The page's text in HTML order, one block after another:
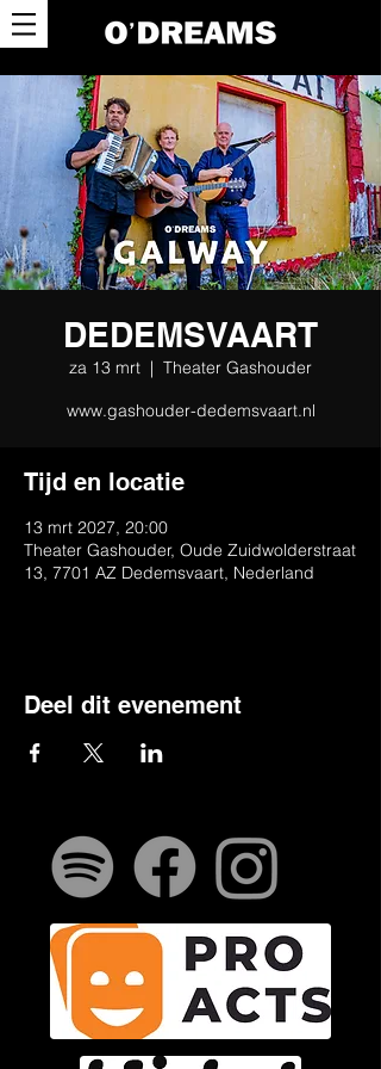
DEDEMSVAART
za 13 mrt
  |
Theater Gashouder
www.gashouder-dedemsvaart.nl
Tijd en locatie
13 mrt 2027, 20:00
Theater Gashouder, Oude Zuidwolderstraat
13, 7701 AZ Dedemsvaart, Nederland
Deel dit evenement